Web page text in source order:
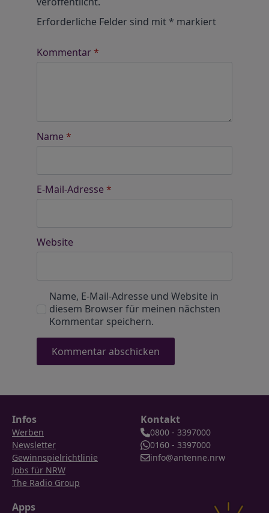
Erforderliche Felder sind mit* markiert
Kommentar*
Name *
E-Mail-Adresse *
Website
Name, E-Mail-Adresse und Website in
diesem Browser für meinen nächsten
Kommentar speichern.
Infos
Werben
Newsletter
Gewinnspielrichtlinie
Jobs für NRW
The Radio Group
Kontakt
0800 - 3397000
0160 - 3397000
info@antenne.nrw
Apps